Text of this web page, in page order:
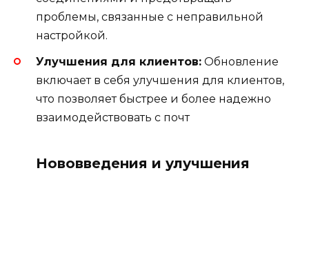
проблемы, связанные с неправильной
настройкой.
Улучшения для клиентов: Обновление
включает в себя улучшения для клиентов,
что позволяет быстрее и более надежно
взаимодействовать с почт
Нововведения и улучшения